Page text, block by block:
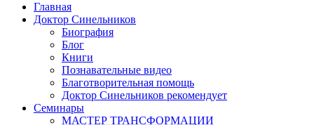
Главная
Доктор Синельников
Биография
Блог
Книги
Познавательные видео
Благотворительная помощь
Доктор Синельников рекомендует
Семинары
МАСТЕР ТРАНСФОРМАЦИИ